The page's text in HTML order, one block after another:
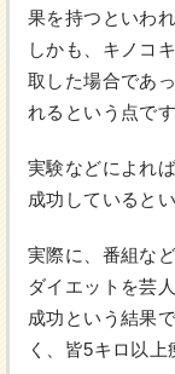
果を持つといわ
しかも、キノコ
取した場合であ
れるという点です
実験などによれ
成功していると
実際に、番組な
ダイエットを芸
成功という結果
く、皆5キロ以上